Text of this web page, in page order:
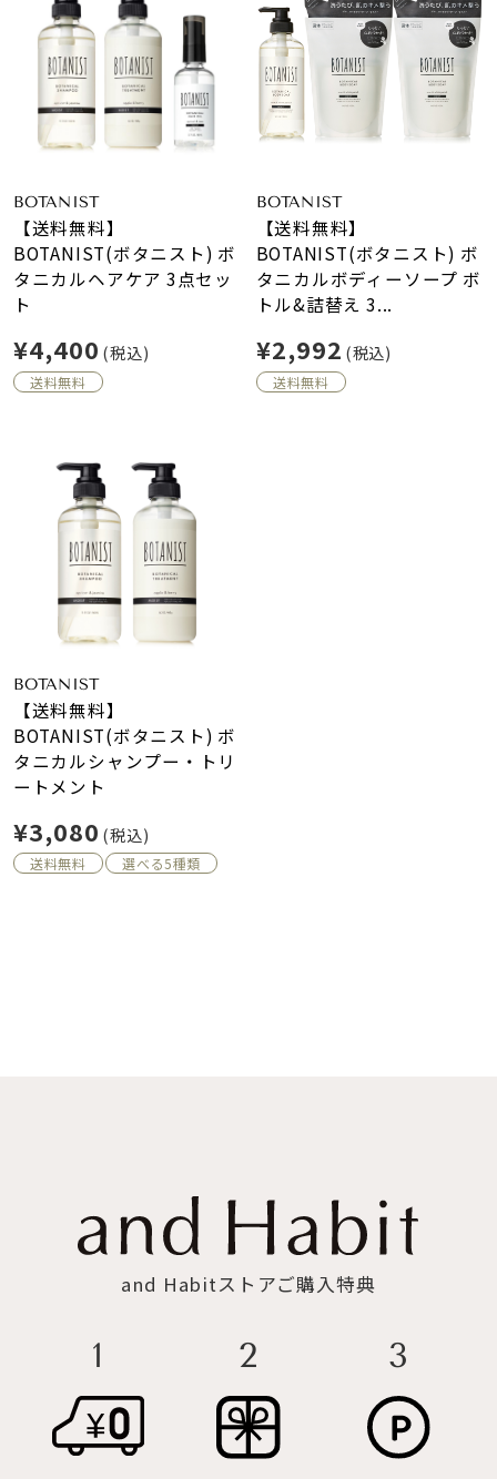
BOTANIST
【送料無料】
BOTANIST(ボタニスト) ボ
タニカルヘアケア 3点セッ
ト
¥4,400 (税込)
送料無料
BOTANIST
【送料無料】
BOTANIST(ボタニスト) ボ
タニカルボディーソープ ボ
トル&詰替え 3...
¥2,992 (税込)
送料無料
BOTANIST
【送料無料】
BOTANIST(ボタニスト) ボ
タニカルシャンプー・トリ
ートメント
¥3,080 (税込)
送料無料 選べる5種類
and Habitストアご購入特典
1 2 3